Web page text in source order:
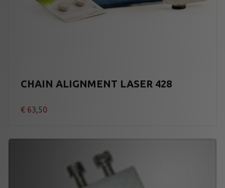
CHAIN ALIGNMENT LASER 428
€ 63,50